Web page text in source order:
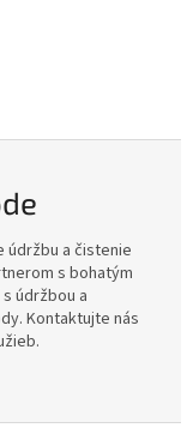
údržbu a čistenie
s bohatým
údržbou a
Kontaktujte nás